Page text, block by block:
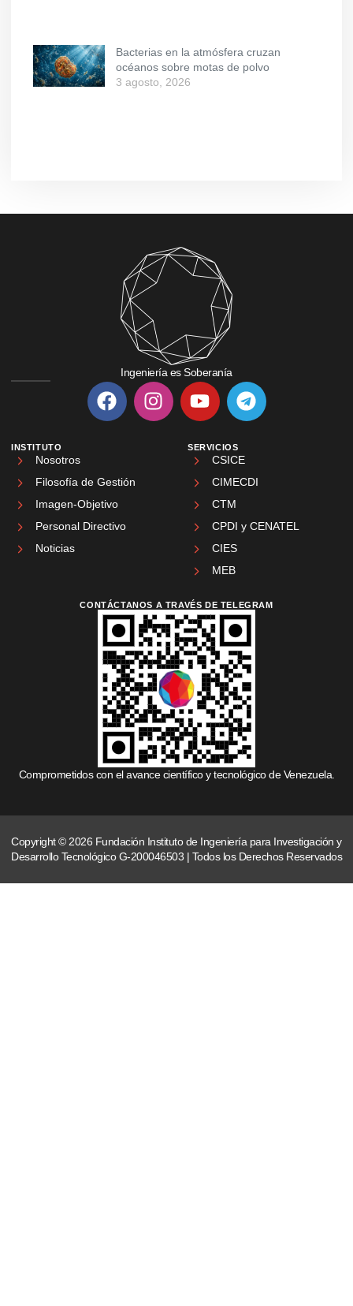
Bacterias en la atmósfera cruzan
océanos sobre motas de polvo
3 agosto, 2026
Ingeniería es Soberanía
INSTITUTO
Nosotros
Filosofía de Gestión
Imagen-Objetivo
Personal Directivo
Noticias
SERVICIOS
CSICE
CIMECDI
CTM
CPDI y CENATEL
CIES
MEB
CONTÁCTANOS A TRAVÉS DE TELEGRAM
Comprometidos con el avance científico y tecnológico de Venezuela.
Copyright © 2026 Fundación Instituto de Ingeniería para Investigación y
Desarrollo Tecnológico G-200046503 | Todos los Derechos Reservados